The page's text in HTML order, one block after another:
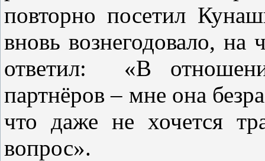
повторно посетил
вновь вознегодовало,
ответил: «В
партнёров – мне она
что даже не хочется
вопрос».